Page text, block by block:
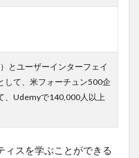
とユーザーインターフェイ
して、米フォーチュン500企
、Udemyで140,000人以上
ィスを学ぶことができる